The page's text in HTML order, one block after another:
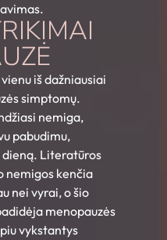
iš dažniausiai
simptomų.
nemiga,
pabudimu,
dieną. Literatūros
nemigos kenčia
nei vyrai, o šio
menopauzės
vykstantys